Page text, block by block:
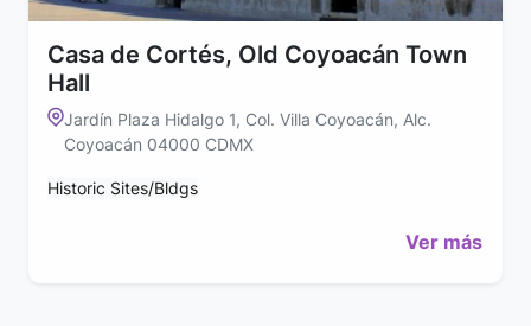
Casa de Cortés, Old Coyoacán Town
Hall
Jardín Plaza Hidalgo 1, Col. Villa Coyoacán, Alc.
Coyoacán 04000 CDMX
Historic Sites/Bldgs
Ver más